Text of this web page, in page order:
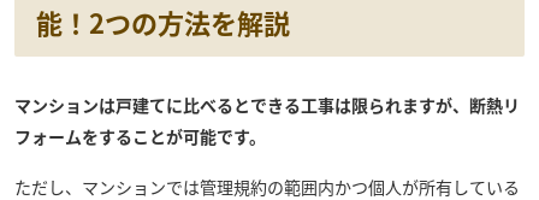
能！2つの方法を解説
マンションは戸建てに比べるとできる工事は限られますが、断熱リ
フォームをすることが可能です。
ただし、マンションでは管理規約の範囲内かつ個人が所有している